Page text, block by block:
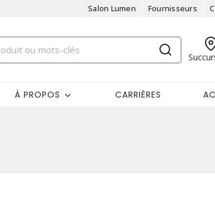
Salon Lumen Fournisseurs
À PROPOS CARRIÈRES